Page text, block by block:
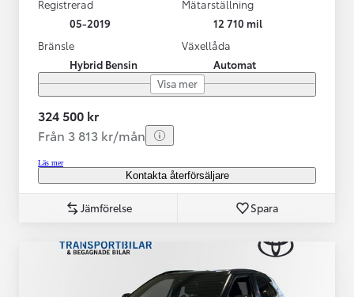
Registrerad
05-2019
Mätarställning
12 710 mil
Bränsle
Hybrid Bensin
Växellåda
Automat
Visa mer
324 500 kr
Från 3 813 kr/mån
Läs mer
Kontakta återförsäljare
Jämförelse Spara